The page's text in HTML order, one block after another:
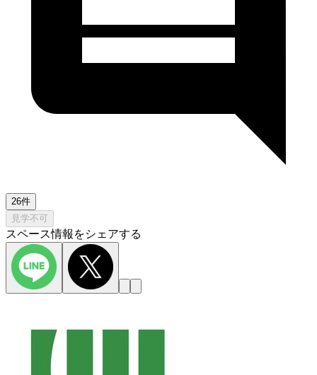
26件
見学不可
スペース情報をシェアする